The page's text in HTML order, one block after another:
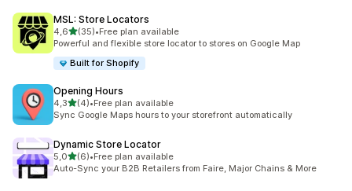
MSL: Store Locators
4,6na 5 gwiazdek
(35)
Łączna liczba recenzji: 35
•Free plan available
Powerful and flexible store locator to stores on Google Map
Built for Shopify
Opening Hours
4,3na 5 gwiazdek
(4)
Łączna liczba recenzji: 4
•Free plan available
Sync Google Maps hours to your storefront automatically
Dynamic Store Locator
5,0na 5 gwiazdek
(6)
Łączna liczba recenzji: 6
•Free plan available
Auto-Sync your B2B Retailers from Faire, Major Chains & More